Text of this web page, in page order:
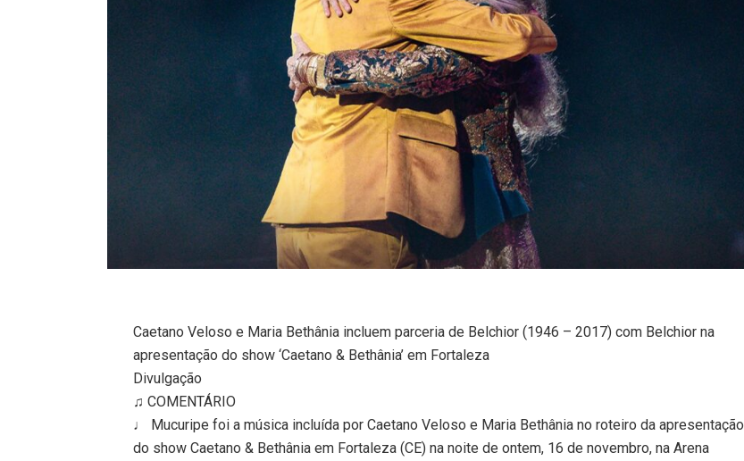
Caetano Veloso e Maria Bethânia incluem parceria de Belchior (1946 – 2017) com Belchior na
apresentação do show ‘Caetano & Bethânia’ em Fortaleza
Divulgação
♫ COMENTÁRIO
♩ Mucuripe foi a música incluída por Caetano Veloso e Maria Bethânia no roteiro da apresentação
do show Caetano & Bethânia em Fortaleza (CE) na noite de ontem, 16 de novembro, na Arena